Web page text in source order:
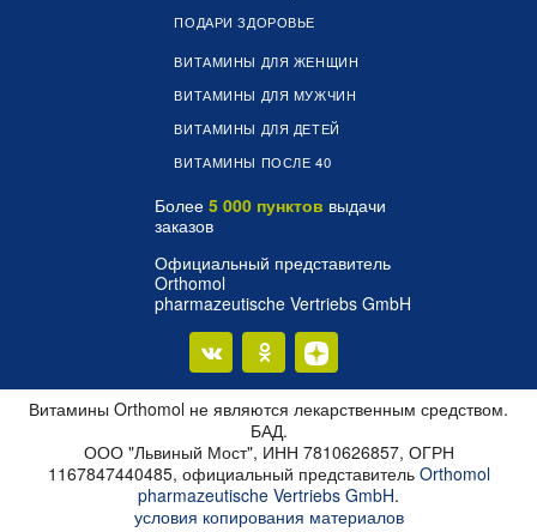
ПОДАРИ ЗДОРОВЬЕ
ВИТАМИНЫ ДЛЯ ЖЕНЩИН
ВИТАМИНЫ ДЛЯ МУЖЧИН
ВИТАМИНЫ ДЛЯ ДЕТЕЙ
ВИТАМИНЫ ПОСЛЕ 40
Более 5 000 пунктов выдачи
заказов
Официальный представитель
Orthomol
pharmazeutische Vertriebs GmbH
Витамины Orthomol не являются лекарственным средством.
БАД.
ООО "Львиный Мост", ИНН 7810626857, ОГРН
1167847440485, официальный представитель Orthomol
pharmazeutische Vertriebs GmbH.
условия копирования материалов